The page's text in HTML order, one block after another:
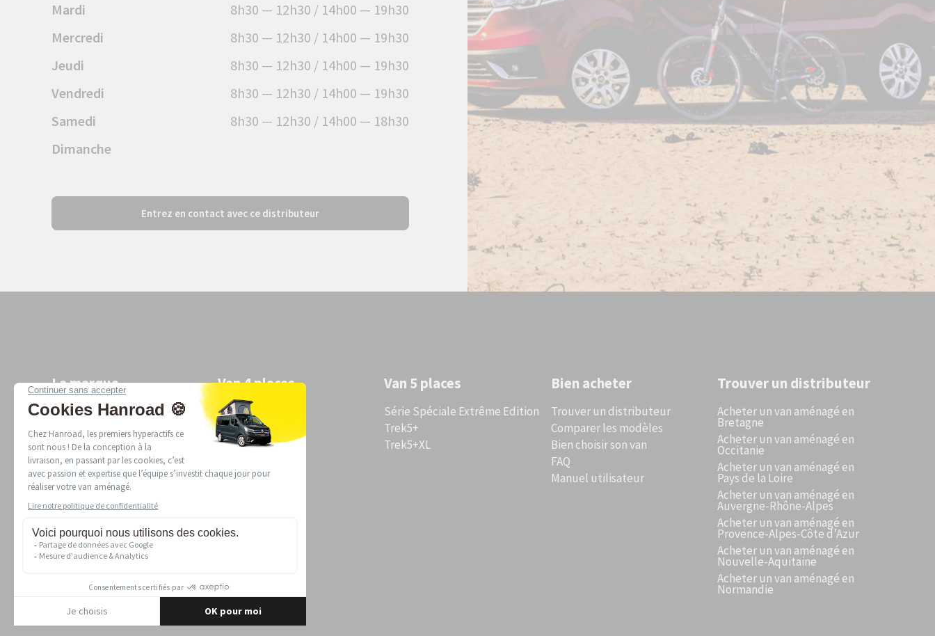
Mardi
8h30 — 12h30 / 14h00 — 19h30
Mercredi
8h30 — 12h30 / 14h00 — 19h30
Jeudi
8h30 — 12h30 / 14h00 — 19h30
Vendredi
8h30 — 12h30 / 14h00 — 19h30
Samedi
8h30 — 12h30 / 14h00 — 18h30
Dimanche
Entrez en contact avec ce distributeur
La marque
Marque de van aménagé :
Services et garanties
Actualités
Salons 2026
Instagram
Facebook
Van 4 places
Wild Edition
Van 5 places
Série Spéciale Extrême Edition
Trek5+
Trek5+XL
Bien acheter
Trouver un distributeur
Comparer les modèles
Bien choisir son van
FAQ
Manuel utilisateur
Trouver un distributeur
Acheter un van aménagé en
Bretagne
Acheter un van aménagé en
Occitanie
Acheter un van aménagé en
Pays de la Loire
Acheter un van aménagé en
Auvergne-Rhône-Alpes
Acheter un van aménagé en
Provence-Alpes-Côte d’Azur
Acheter un van aménagé en
Nouvelle-Aquitaine
Acheter un van aménagé en
Normandie